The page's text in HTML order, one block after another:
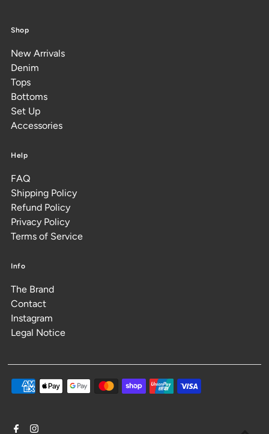
Shop
New Arrivals
Denim
Tops
Bottoms
Set Up
Accessories
Help
FAQ
Shipping Policy
Refund Policy
Privacy Policy
Terms of Service
Info
The Brand
Contact
Instagram
Legal Notice